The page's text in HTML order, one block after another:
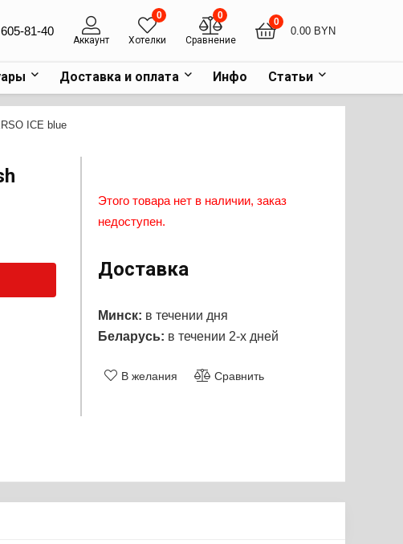
81-40
Аккаунт
0
Хотелки
0
Сравнение
0
0.00 BYN
Доставка и оплата Инфо Статьи
ICE blue
Этого товара нет в наличии, заказ
недоступен.
Доставка
Минск: в течении дня
Беларусь: в течении 2-х дней
В желания Сравнить